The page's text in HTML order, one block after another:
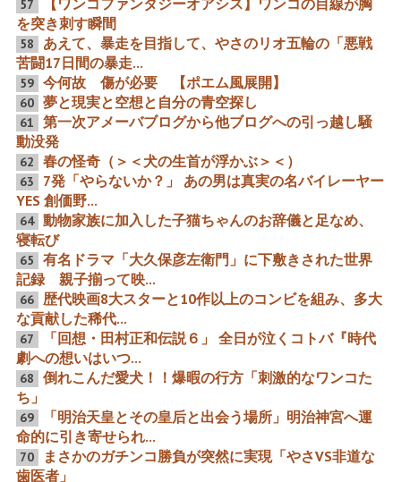
【動画7】「坊やだから
さ」無恥無関心が招く中韓
ドラマ侵略手引き 中国人80
韓国人20の外資比率100に
よるマスゴミ支配恐怖
摩訶不思議 「いなばWanち
『刺青奇偶』『雪之丞変
化』時代劇四大巨匠「泉
笠」
4大巨匠へ襲いかかるテレ
ビドラマの荒波と砂嵐
裏の顔『地獄の裁きは俺が
と戦後を代表する名プログ
ラムピクチャー
(追悼特別企画・原節子)マ
スコミが無視する原節子の
痕跡の1ページ
アカデミー賞の先見えぬ深
夜の戦いドキュメント
3500万人ヒット映画の予告
編に「植木千恵」の名前が
クレジットされるスーパー
日本を代表する少女子役と
植木千恵と少女役女優のト
57
【ワンコファンタジーオアシス】ワンコの目線が胸
を突き刺す瞬間
58
あえて、暴走を目指して、やさのリオ五輪の「悪戦
苦闘17日間の暴走...
59 今何故 傷が必要 【ポエム風展開】
60 夢と現実と空想と自分の青空探し
61
第一次アメーバブログから他ブログへの引っ越し騒
動没発
62 春の怪奇（＞＜犬の生首が浮かぶ＞＜）
63
7発「やらないか？」 あの男は真実の名バイレーヤー
YES 創価野...
64 動物家族に加入した子猫ちゃんのお辞儀と足なめ、
寝転び
65
有名ドラマ「大久保彦左衛門」に下敷きされた世界
記録 親子揃って映...
66 歴代映画8大スターと10作以上のコンビを組み、多大
な貢献した稀代...
67
「回想・田村正和伝説６」 全日が泣くコトバ『時代
劇への想いはいつ...
68
倒れこんだ愛犬！！爆暇の行方「刺激的なワンコた
ち」
69
「明治天皇とその皇后と出会う場所」明治神宮へ運
命的に引き寄せられ...
70
まさかのガチンコ勝負が突然に実現「やさVS非道な
歯医者」